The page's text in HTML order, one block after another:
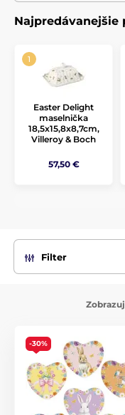
Najpredávanejšie
Easter Delight
maselnička
18,5x15,8x8,7cm,
Villeroy & Boch
57,50 €
Filter
-30%